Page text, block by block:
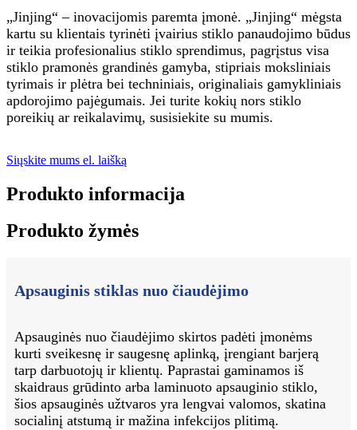
„Jinjing“ – inovacijomis paremta įmonė. „Jinjing“ mėgsta
kartu su klientais tyrinėti įvairius stiklo panaudojimo būdus
ir teikia profesionalius stiklo sprendimus, pagrįstus visa
stiklo pramonės grandinės gamyba, stipriais moksliniais
tyrimais ir plėtra bei techniniais, originaliais gamykliniais
apdorojimo pajėgumais. Jei turite kokių nors stiklo
poreikių ar reikalavimų, susisiekite su mumis.
Siųskite mums el. laišką
Produkto informacija
Produkto žymės
Apsauginis stiklas nuo čiaudėjimo
Apsauginės nuo čiaudėjimo skirtos padėti įmonėms
kurti sveikesnę ir saugesnę aplinką, įrengiant barjerą
tarp darbuotojų ir klientų. Paprastai gaminamos iš
skaidraus grūdinto arba laminuoto apsauginio stiklo,
šios apsauginės užtvaros yra lengvai valomos, skatina
socialinį atstumą ir mažina infekcijos plitimą.